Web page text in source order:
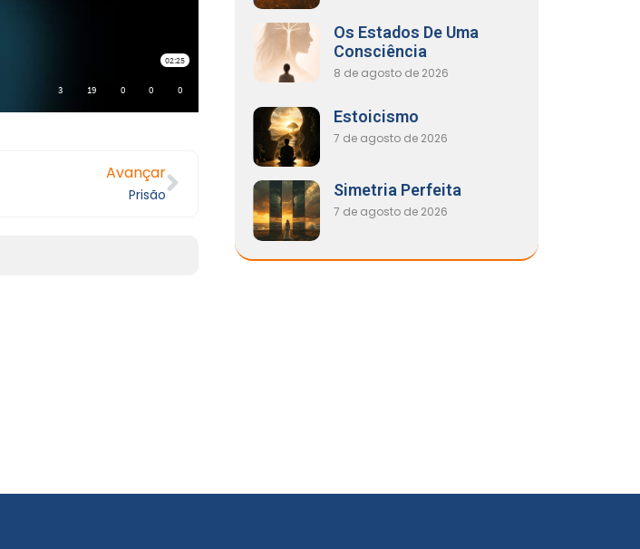
Avançar
Prisão
Os Estados De Uma
Consciência
8 de agosto de 2026
Estoicismo
7 de agosto de 2026
Simetria Perfeita
7 de agosto de 2026